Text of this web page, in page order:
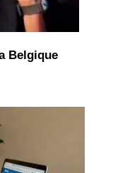
Belgique